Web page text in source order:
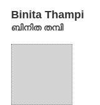
Binita Thampi
ബിനിത തമ്പി